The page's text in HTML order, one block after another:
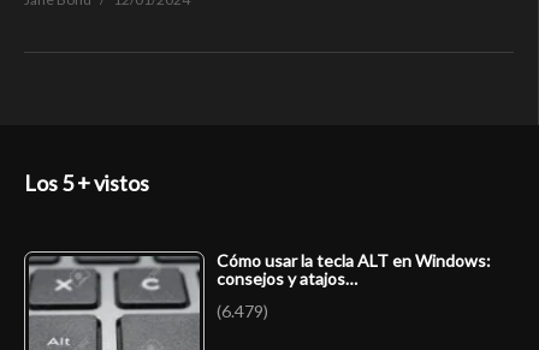
Los 5 + vistos
Cómo usar la tecla ALT en Windows:
consejos y atajos…
(6.479)